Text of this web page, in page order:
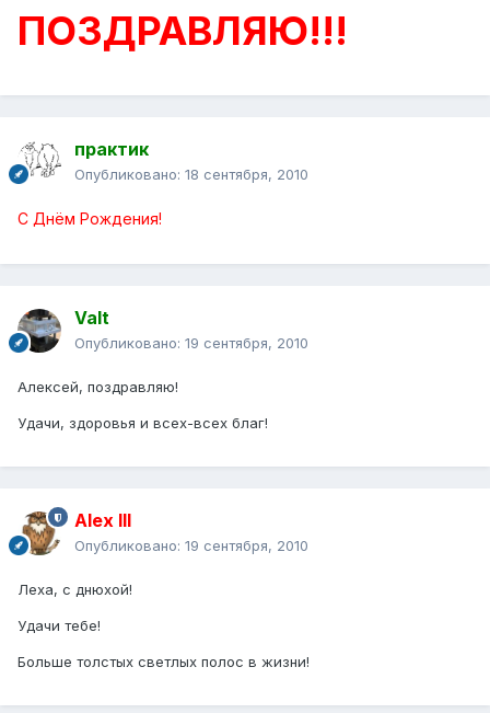
ПОЗДРАВЛЯЮ!!!
практик
Опубликовано: 18 сентября, 2010
С Днём Рождения!
Valt
Опубликовано: 19 сентября, 2010
Алексей, поздравляю!
Удачи, здоровья и всех-всех благ!
Alex IlI
Опубликовано: 19 сентября, 2010
Леха, с днюхой!
Удачи тебе!
Больше толстых светлых полос в жизни!